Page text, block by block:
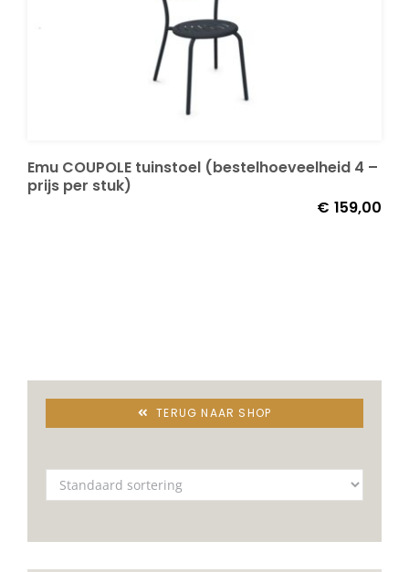
Accessoires en Kado
Emu COUPOLE tuinstoel (bestelhoeveelheid 4 –
prijs per stuk)
€ 159,00
TERUG NAAR SHOP